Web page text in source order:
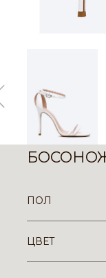
ПОЛ
ЦВЕТ